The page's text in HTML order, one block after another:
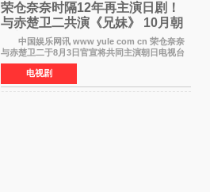
荣仓奈奈时隔12年再主演日剧！
与赤楚卫二共演《兄妹》 10月朝
日新档开播
中国娱乐网讯 www yule com cn 荣仓奈奈
与赤楚卫二于8月3日官宣将共同主演朝日电视台
日剧《兄妹》（10月开播，每周六晚10点播
出）。这也是荣仓奈奈继TBS剧集《为了N》之
后，暌违12年再度担
电视剧